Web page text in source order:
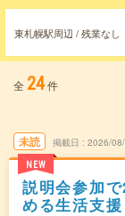
東札幌駅周辺 / 残業なし
全 24件
未読
NEW
掲載日 2026/
説明会参加
める生活支援